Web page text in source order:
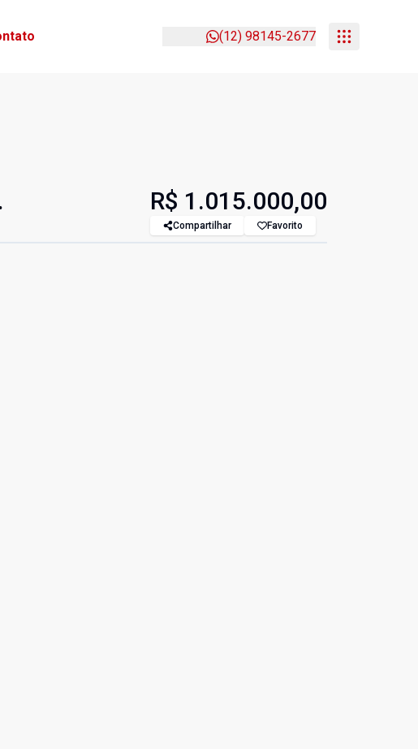
(12) 98145-2677
R$ 1.015.000,00
Compartilhar Favorito